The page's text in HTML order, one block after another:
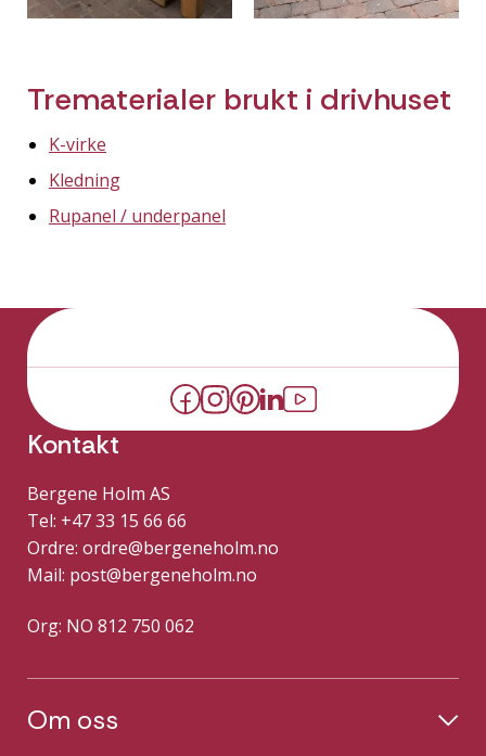
Trematerialer brukt i drivhuset
K-virke
Kledning
Rupanel / underpanel
Kontakt
Bergene Holm AS
Tel: +47 33 15 66 66
Ordre: ordre@bergeneholm.no
Mail: post@bergeneholm.no
Org: NO 812 750 062
Om oss